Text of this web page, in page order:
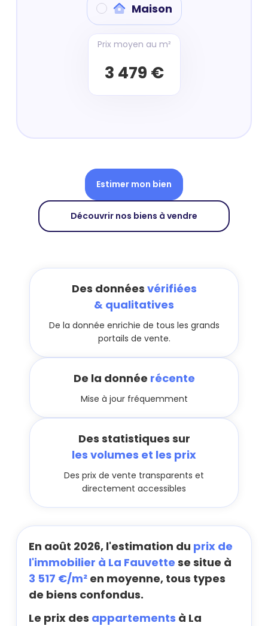
Maison
Prix moyen au m²
3 479 €
Estimer mon bien
Découvrir nos biens à vendre
Des données vérifiées
& qualitatives
De la donnée enrichie de tous les grands
portails de vente.
De la donnée récente
Mise à jour fréquemment
Des statistiques sur
les volumes et les prix
Des prix de vente transparents et
directement accessibles
En août 2026, l'estimation du prix de
l'immobilier à La Fauvette se situe à
3 517 €/m² en moyenne, tous types
de biens confondus.
Le prix des appartements à La